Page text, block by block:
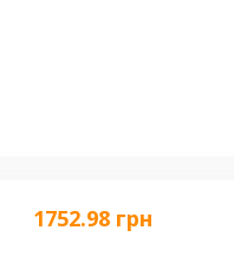
1752.98 грн